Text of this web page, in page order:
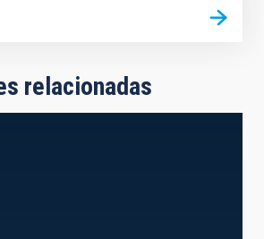
relacionadas